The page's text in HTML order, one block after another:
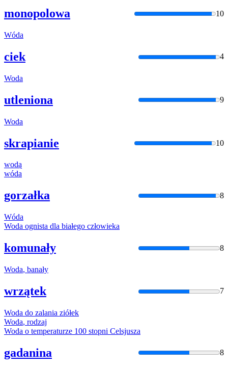
monopolowa 10
Wóda
ciek 4
Woda
utleniona 9
Woda
skrapianie 10
wodą
wóda
gorzałka 8
Wóda
Woda ognista dla białego człowieka
komunały 8
Woda, banały
wrzątek 7
Woda do zalania ziółek
Woda, rodzaj
Woda o temperaturze 100 stopni Celsjusza
gadanina 8